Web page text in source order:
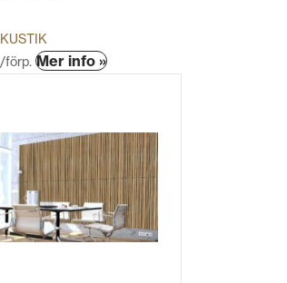
/förp. Mer info »Den
flera
varianter.
De
olika
alternativen
kan